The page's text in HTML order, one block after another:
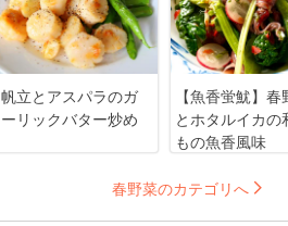
帆立とアスパラのガ
ーリックバター炒め
【魚香蛍魷】春
とホタルイカの
もの魚香風味
春野菜のカテゴリへ